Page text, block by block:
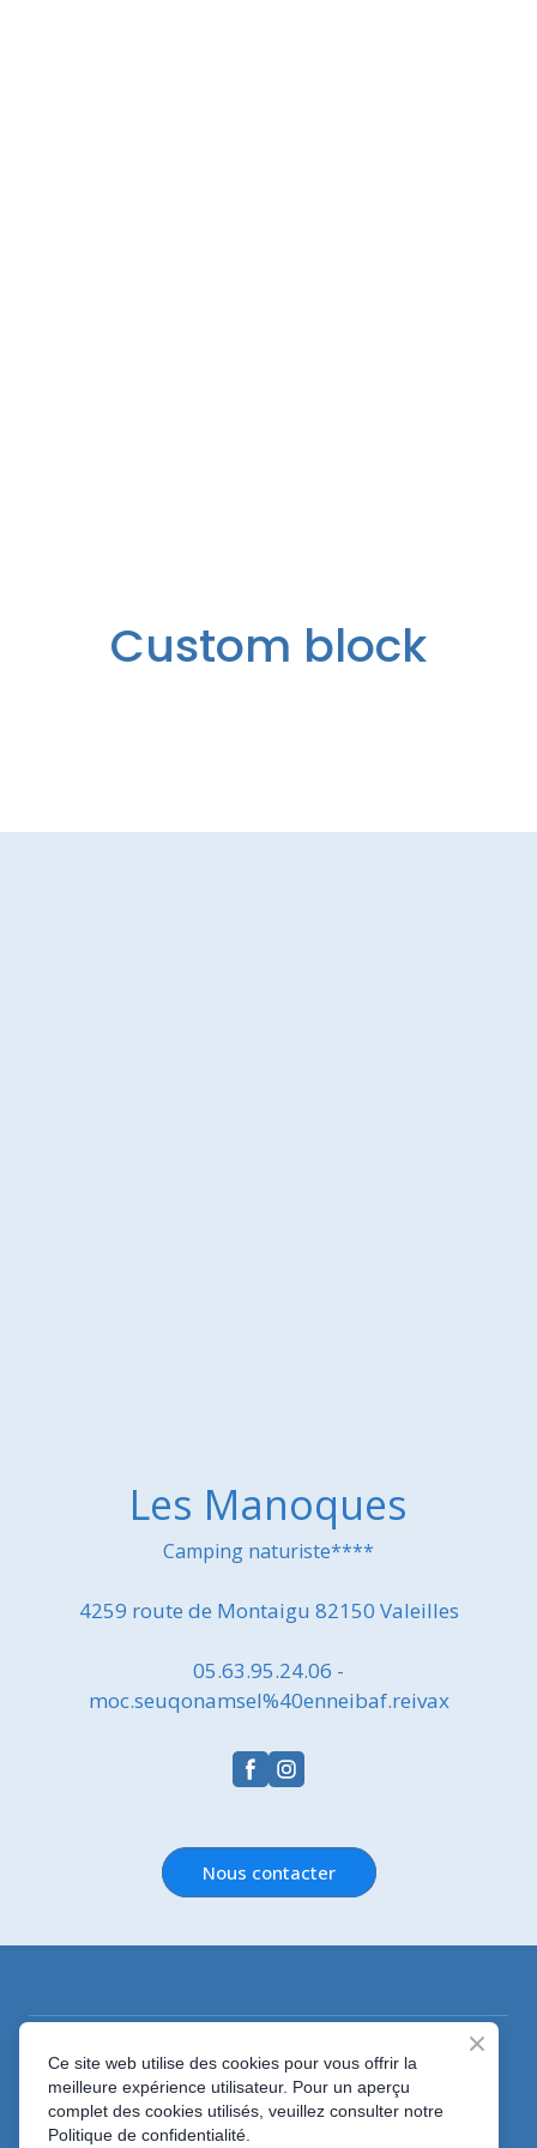
Custom block
Les Manoques
Camping naturiste****
4259 route de Montaigu 82150 Valeilles
05.63.95.24.06 -
moc.seuqonamsel%40enneibaf.reivax
Nous contacter
Mentions légales
Ce site web utilise des cookies pour vous offrir la
meilleure expérience utilisateur. Pour un aperçu
complet des cookies utilisés, veuillez consulter notre
Politique de confidentialité.